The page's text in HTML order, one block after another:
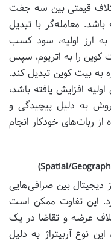
قیمتی بین سه جفت
معامله‌گر با تبدیل
ارز اولیه، سود کسب
کوین را به اتریوم، سپس
به بیت کوین تبدیل کند.
افزایش یافته باشد،
روش به دلیل پیچیدگی و
از ربات‌های خودکار انجام
دیجیتال بین صرافی‌هایی
این تفاوت ممکن است
عرضه و تقاضا در یک
نوع آربیتراژ به دلیل